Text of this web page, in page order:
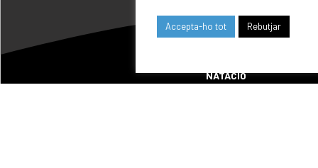
RUGBY
NATACIÓ
Accepta-ho tot Rebutjar